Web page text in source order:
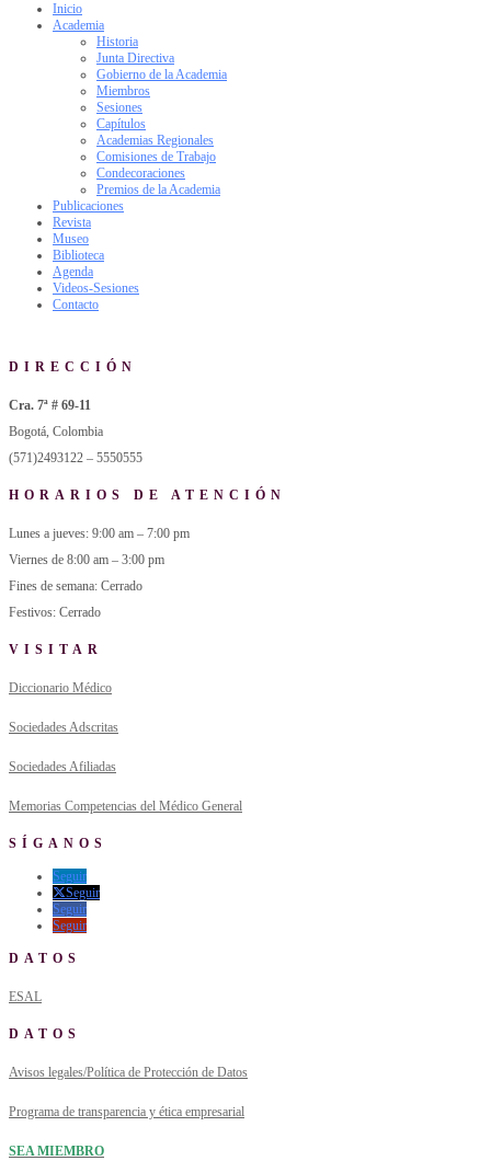
Inicio
Academia
Historia
Junta Directiva
Gobierno de la Academia
Miembros
Sesiones
Capítulos
Academias Regionales
Comisiones de Trabajo
Condecoraciones
Premios de la Academia
Publicaciones
Revista
Museo
Biblioteca
Agenda
Videos-Sesiones
Contacto
DIRECCIÓN
Cra. 7ª # 69-11
Bogotá, Colombia
(571)2493122 – 5550555
HORARIOS DE ATENCIÓN
Lunes a jueves: 9:00 am – 7:00 pm
Viernes de 8:00 am – 3:00 pm
Fines de semana: Cerrado
Festivos: Cerrado
VISITAR
Diccionario Médico
Sociedades Adscritas
Sociedades Afiliadas
Memorias Competencias del Médico General
SÍGANOS
Seguir
Seguir
Seguir
Seguir
DATOS
ESAL
DATOS
Avisos legales/Política de Protección de Datos
Programa de transparencia y ética empresarial
SEA MIEMBRO